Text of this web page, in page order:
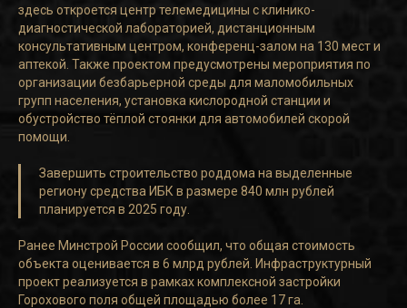
здесь откроется центр телемедицины с клинико-
диагностической лабораторией, дистанционным
консультативным центром, конференц-залом на 130 мест и
аптекой. Также проектом предусмотрены мероприятия по
организации безбарьерной среды для маломобильных
групп населения, установка кислородной станции и
обустройство тёплой стоянки для автомобилей скорой
помощи.
Завершить строительство роддома на выделенные
региону средства ИБК в размере 840 млн рублей
планируется в 2025 году.
Ранее Минстрой России сообщил, что общая стоимость
объекта оценивается в 6 млрд рублей. Инфраструктурный
проект реализуется в рамках комплексной застройки
Горохового поля общей площадью более 17 га.